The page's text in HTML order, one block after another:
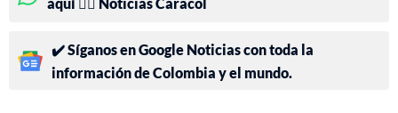
✔️ Síganos en Google Noticias con toda la
información de Colombia y el mundo.